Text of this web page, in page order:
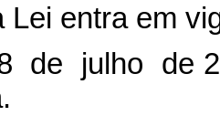
Lei entra em
de julho de